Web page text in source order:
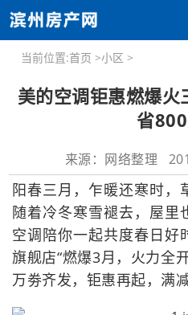
当前位置:首页 >小区 >
美的空调钜惠燃爆
省800
来源：网络整理
阳春三月，乍暖还寒时，
随着冷冬寒雪褪去，屋里
空调陪你一起共度春日好
旗舰店“燃爆3月，火力全
万劵齐发，钜惠再起，满